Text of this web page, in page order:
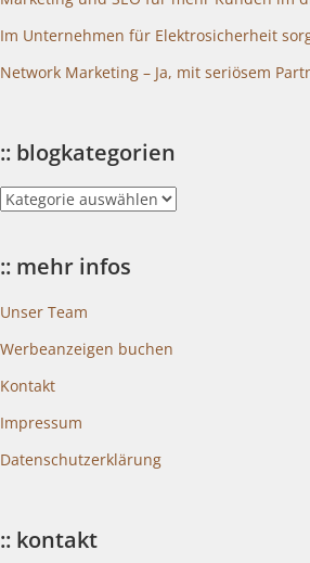
Im Unternehmen für Elektrosicherheit
Network Marketing – Ja, mit seriösem
:: blogkategorien
::
blogkategorien
:: mehr infos
Unser Team
Werbeanzeigen buchen
Kontakt
Impressum
Datenschutzerklärung
:: kontakt